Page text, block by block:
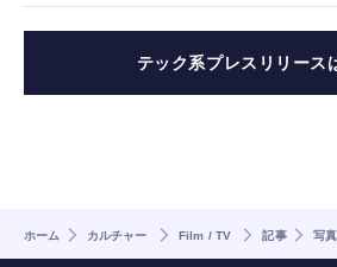
テック系プレスリリース
ホーム カルチャー Film / TV 記事 写